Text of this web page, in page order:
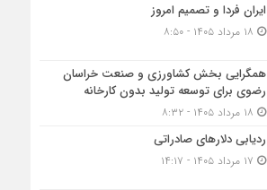
ایران فردا و تصمیم امروز
همگرایی بخش کشاورزی و صنعت خراسان
رضوی برای توسعه تولید بدون کارخانه
ردیابی دلارهای صادراتی